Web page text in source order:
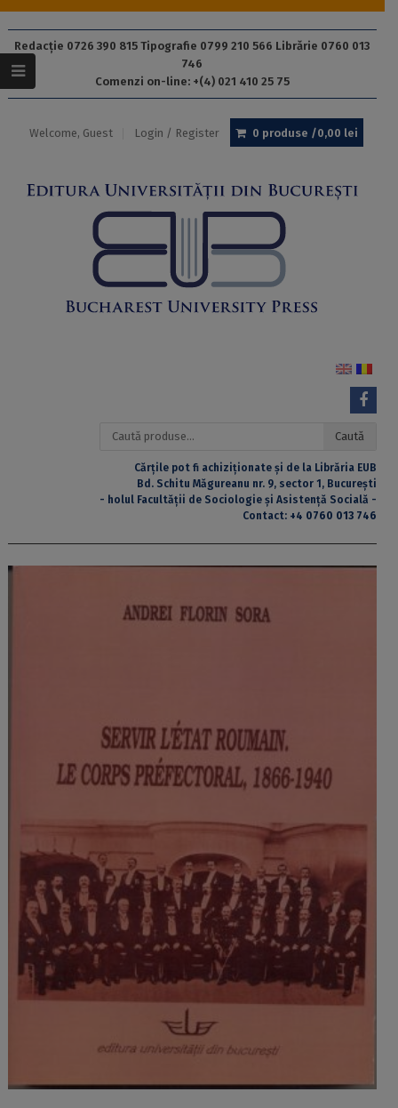
Redacție 0726 390 815 Tipografie 0799 210 566 Librărie 0760 013
746
Comenzi on-line: +(4) 021 410 25 75
Welcome, Guest Login / Register 0 produse /0,00 lei
Caută
Caută
Cărțile pot fi achiziționate și de la Librăria EUB
Bd. Schitu Măgureanu nr. 9, sector 1, București
- holul Facultății de Sociologie și Asistență Socială -
Contact: +4 0760 013 746